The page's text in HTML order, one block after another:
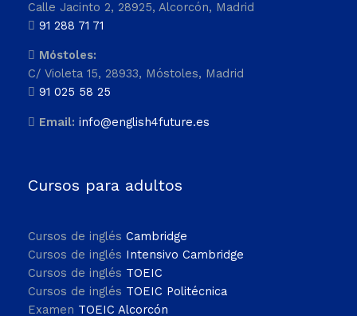
Calle Jacinto 2, 28925, Alcorcón, Madrid
91 288 71 71
Móstoles:
C/ Violeta 15, 28933, Móstoles, Madrid
91 025 58 25
Email: info@english4future.es
Cursos para adultos
Cursos de inglés Cambridge
Cursos de inglés Intensivo Cambridge
Cursos de inglés TOEIC
Cursos de inglés TOEIC Politécnica
Examen TOEIC Alcorcón